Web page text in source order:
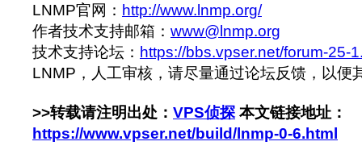
LNMP官网： http://www.lnmp.org/
作者技术支持邮箱： www@lnmp.org
技术支持论坛： https://bbs.vpser.net/forum-25-
LNMP，人工审核，请尽量通过论坛反馈，以便
>>转载请注明出处： VPS侦探 本文链接地址：
https://www.vpser.net/build/lnmp-0-6.html